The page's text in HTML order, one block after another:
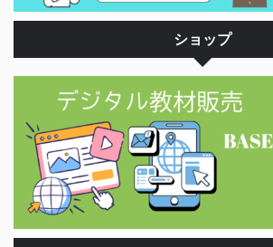
ショップ